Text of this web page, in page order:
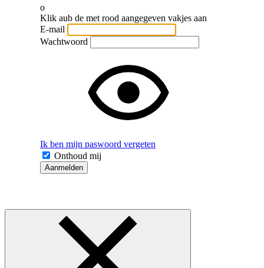
o
Klik aub de met rood aangegeven vakjes aan
E-mail
Wachtwoord
Ik ben mijn paswoord vergeten
Onthoud mij
Aanmelden